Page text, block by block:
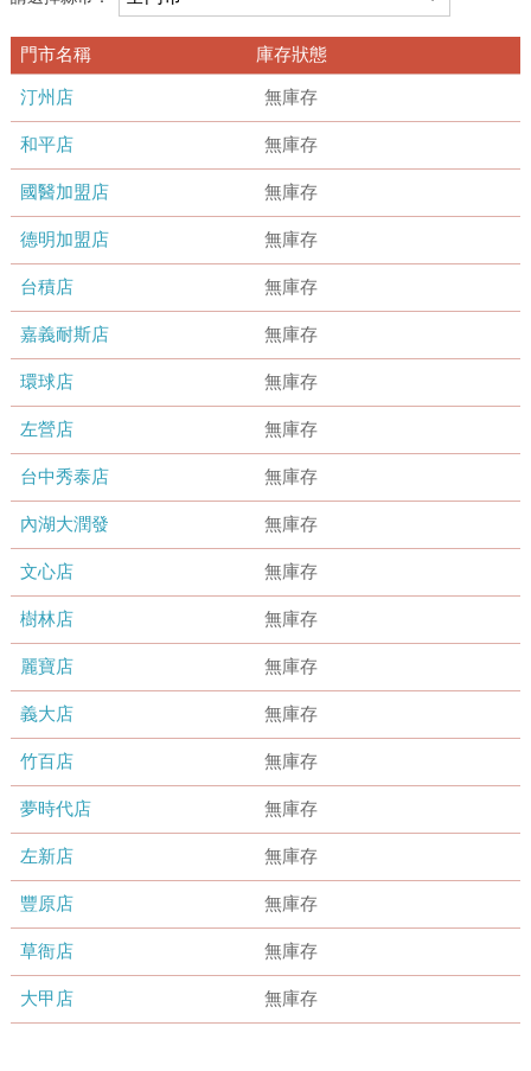
門市名稱 庫存狀態
汀州店 無庫存
和平店 無庫存
國醫加盟店 無庫存
德明加盟店 無庫存
台積店 無庫存
嘉義耐斯店 無庫存
環球店 無庫存
左營店 無庫存
台中秀泰店 無庫存
內湖大潤發 無庫存
文心店 無庫存
樹林店 無庫存
麗寶店 無庫存
義大店 無庫存
竹百店 無庫存
夢時代店 無庫存
左新店 無庫存
豐原店 無庫存
草衙店 無庫存
大甲店 無庫存